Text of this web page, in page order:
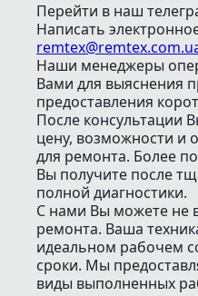
Перейти в наш
Написать
Наши менеджеры
Вами для выяснения
предоставления
После консультации
цену, возможности и
для ремонта. Более
Вы получите после
полной диагностики.
С нами Вы можете не
ремонта. Ваша
идеальном рабочем
сроки. Мы
виды выполненных